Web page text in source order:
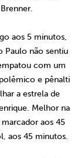
aos 5 minutos,
Paulo não sentiu
com um
e pênalti
a estrela de
Melhor na
aos 45
aos 45 minutos.